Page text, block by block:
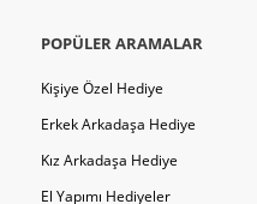
POPÜLER ARAMALAR
Kişiye Özel Hediye
Erkek Arkadaşa Hediye
Kız Arkadaşa Hediye
El Yapımı Hediyeler